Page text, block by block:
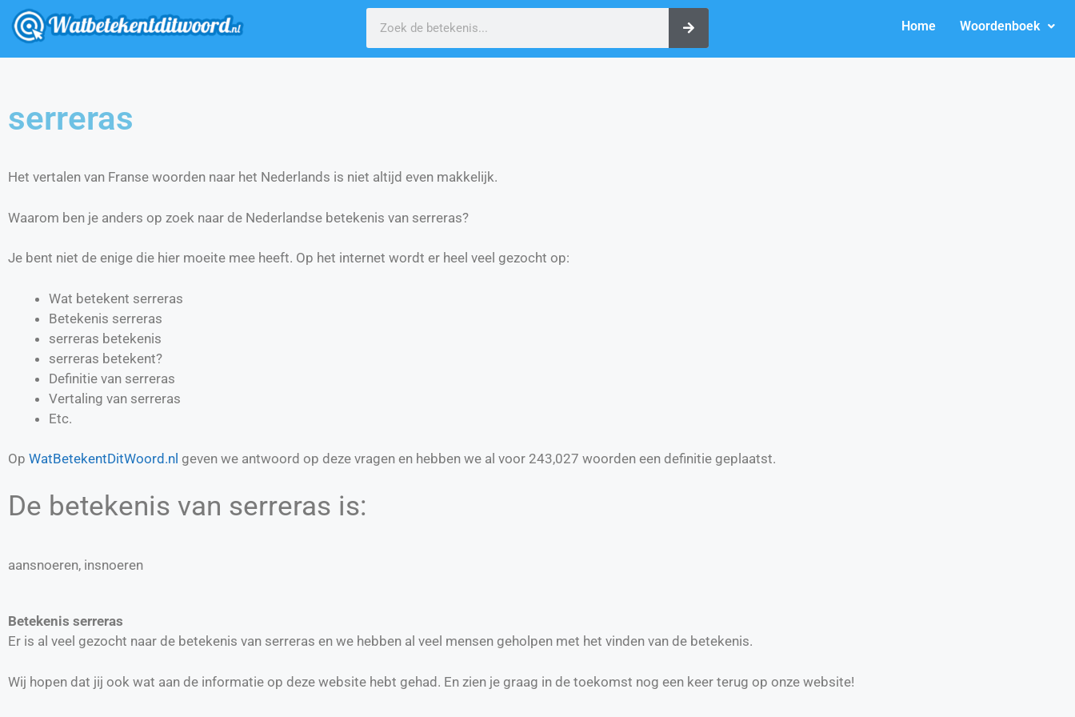
Home Woordenboek
serreras
Het vertalen van Franse woorden naar het Nederlands is niet altijd even makkelijk.
Waarom ben je anders op zoek naar de Nederlandse betekenis van serreras?
Je bent niet de enige die hier moeite mee heeft. Op het internet wordt er heel veel gezocht op:
Wat betekent serreras
Betekenis serreras
serreras betekenis
serreras betekent?
Definitie van serreras
Vertaling van serreras
Etc.
Op WatBetekentDitWoord.nl geven we antwoord op deze vragen en hebben we al voor 243,027 woorden een definitie geplaatst.
De betekenis van serreras is:
aansnoeren, insnoeren
Betekenis serreras
Er is al veel gezocht naar de betekenis van serreras en we hebben al veel mensen geholpen met het vinden van de betekenis.
Wij hopen dat jij ook wat aan de informatie op deze website hebt gehad. En zien je graag in de toekomst nog een keer terug op onze website!